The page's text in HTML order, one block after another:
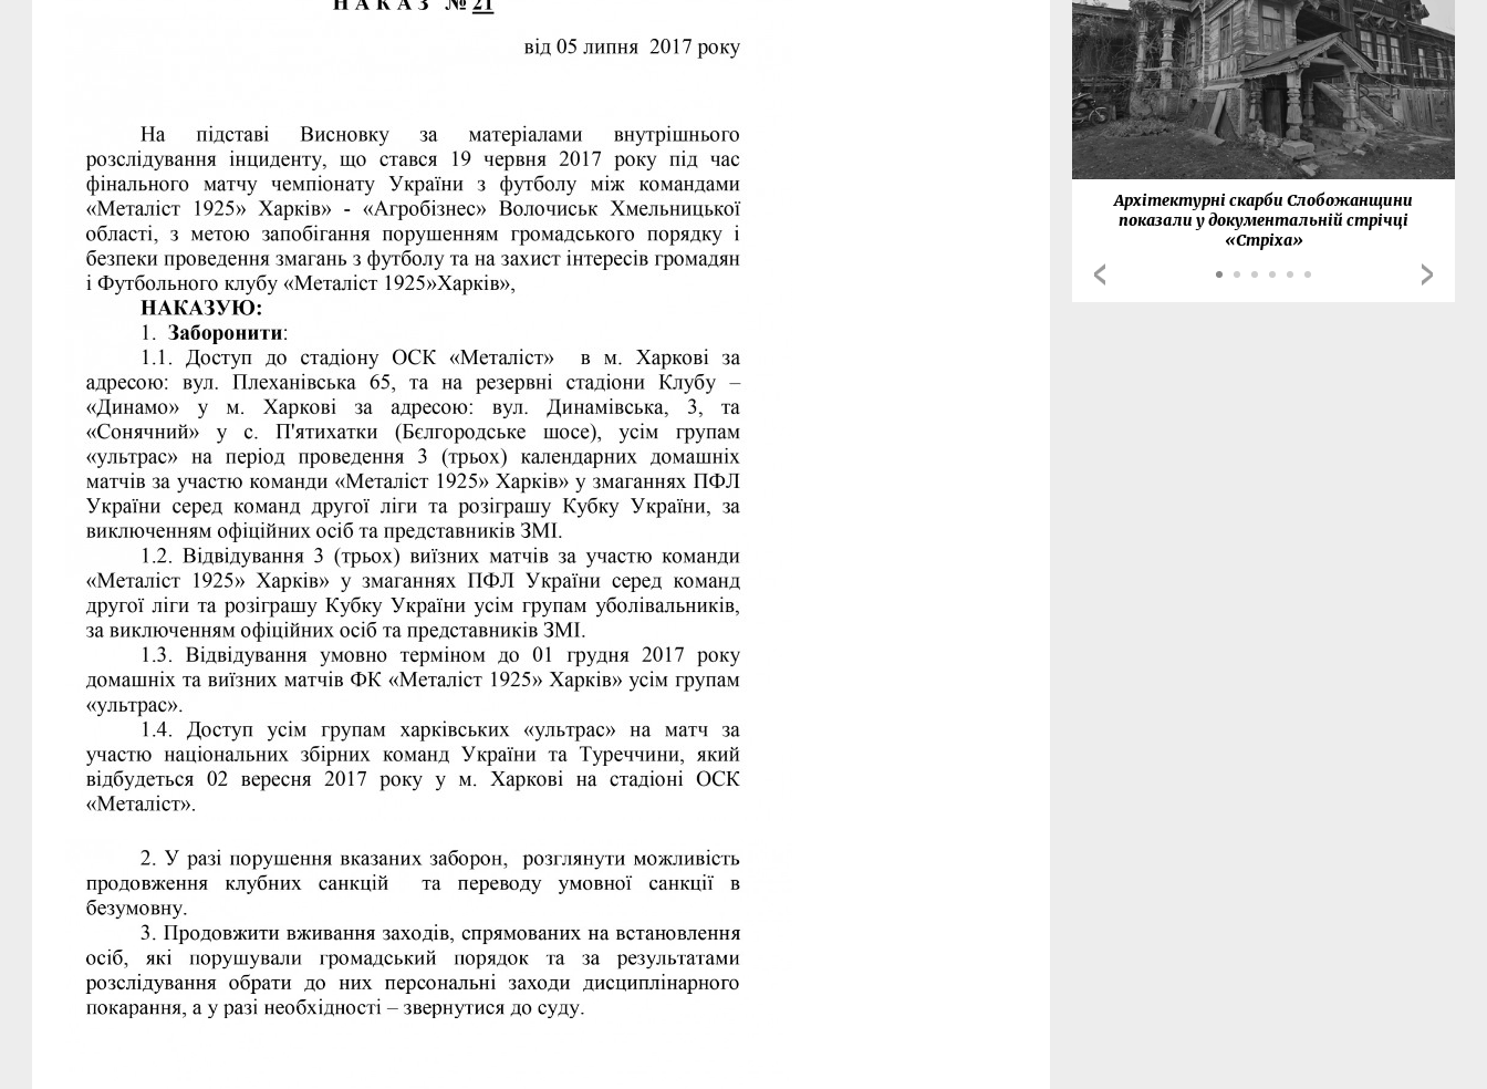
Архітектурні скарби Слобожанщини
показали у документальній стрічці
«Стріха»